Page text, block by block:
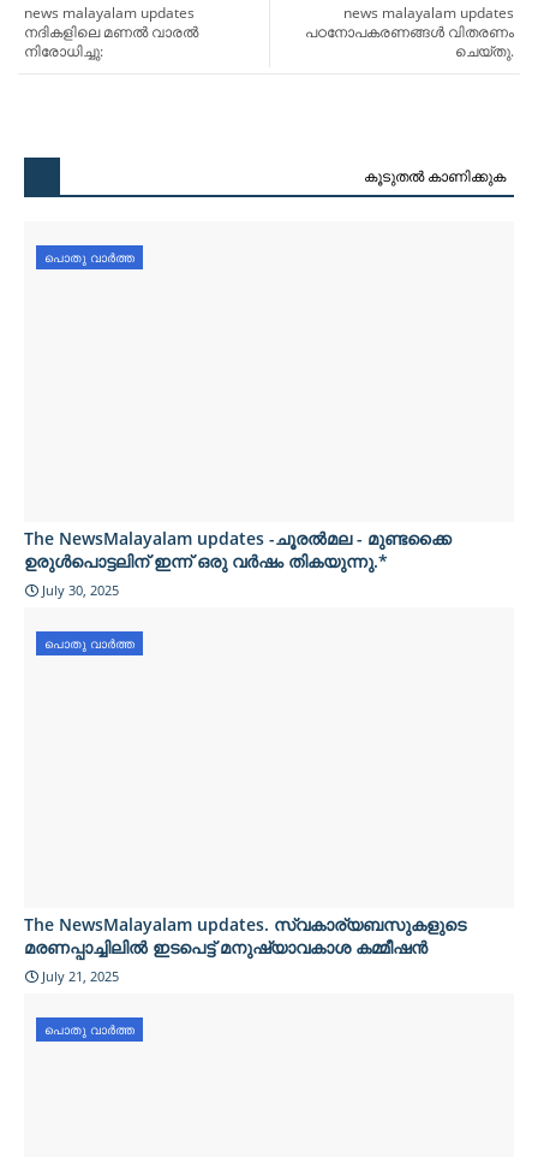
news malayalam updates
പഠനോപകരണങ്ങൾ വിതരണം
ചെയ്തു.
news malayalam updates
നദികളിലെ മണൽ വാരൽ
നിരോധിച്ചു:
കൂടുതൽ‍ കാണിക്കുക
പൊതു വാർത്ത
The NewsMalayalam updates -ചൂരൽമല - മുണ്ടക്കൈ
ഉരുൾപൊട്ടലിന് ഇന്ന് ഒരു വർഷം തികയുന്നു.*
July 30, 2025
പൊതു വാർത്ത
The NewsMalayalam updates. സ്വകാര്യബസുകളുടെ
മരണപ്പാച്ചിലിൽ ഇടപെട്ട് മനുഷ്യാവകാശ കമ്മീഷൻ
July 21, 2025
പൊതു വാർത്ത